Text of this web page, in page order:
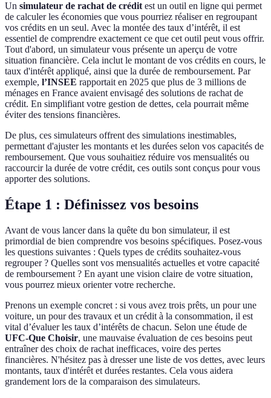
Un simulateur de rachat de créditest un outil en ligne qui permet
de calculer les économies que vous pourriez réaliser en regroupant
vos crédits en un seul. Avec la montée des taux d’intérêt, il est
essentiel de comprendre exactement ce que cet outil peut vous offrir.
Tout d'abord, un simulateur vous présente un aperçu de votre
situation financière. Cela inclut le montant de vos crédits en cours, le
taux d'intérêt appliqué, ainsi que la durée de remboursement. Par
exemple, l’INSEE rapportait en 2025 que plus de 3 millions de
ménages en France avaient envisagé des solutions de rachat de
crédit. En simplifiant votre gestion de dettes, cela pourrait même
éviter des tensions financières.
De plus, ces simulateurs offrent des simulations inestimables,
permettant d'ajuster les montants et les durées selon vos capacités de
remboursement. Que vous souhaitiez réduire vos mensualités ou
raccourcir la durée de votre crédit, ces outils sont conçus pour vous
apporter des solutions.
Étape 1 : Définissez vos besoins
Avant de vous lancer dans la quête du bon simulateur, il est
primordial de bien comprendre vos besoins spécifiques. Posez-vous
les questions suivantes : Quels types de crédits souhaitez-vous
regrouper ? Quelles sont vos mensualités actuelles et votre capacité
de remboursement ? En ayant une vision claire de votre situation,
vous pourrez mieux orienter votre recherche.
Prenons un exemple concret : si vous avez trois prêts, un pour une
voiture, un pour des travaux et un crédit à la consommation, il est
vital d’évaluer les taux d’intérêts de chacun. Selon une étude de
UFC-Que Choisir, une mauvaise évaluation de ces besoins peut
entraîner des choix de rachat inefficaces, voire des pertes
financières. N'hésitez pas à dresser une liste de vos dettes, avec leurs
montants, taux d'intérêt et durées restantes. Cela vous aidera
grandement lors de la comparaison des simulateurs.